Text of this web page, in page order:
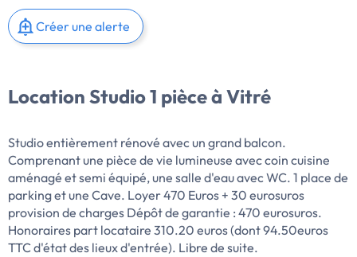
Créer une alerte
Location Studio 1 pièce à Vitré
Studio entièrement rénové avec un grand balcon.
Comprenant une pièce de vie lumineuse avec coin cuisine
aménagé et semi équipé, une salle d'eau avec WC. 1 place de
parking et une Cave. Loyer 470 Euros + 30 eurosuros
provision de charges Dépôt de garantie : 470 eurosuros.
Honoraires part locataire 310.20 euros (dont 94.50euros
TTC d'état des lieux d'entrée). Libre de suite.